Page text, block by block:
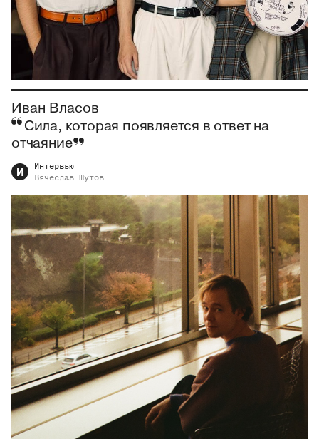
Иван Власов
Сила, которая появляется в ответ на
отчаяние
И
Интервью
Вячеслав
Шутов